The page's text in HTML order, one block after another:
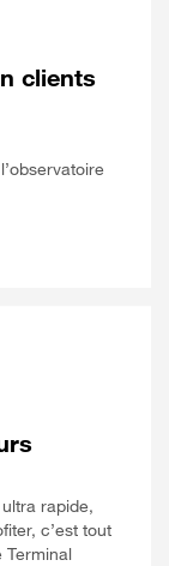
clients
rapide,
c’est tout
Terminal